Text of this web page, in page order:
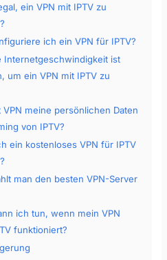
ein VPN mit IPTV zu
ich ein VPN für IPTV?
Internetgeschwindigkeit ist
um ein VPN mit IPTV zu
VPN meine persönlichen Daten
von IPTV?
ein kostenloses VPN für IPTV
man den besten VPN-Server
ich tun, wenn mein VPN
funktioniert?